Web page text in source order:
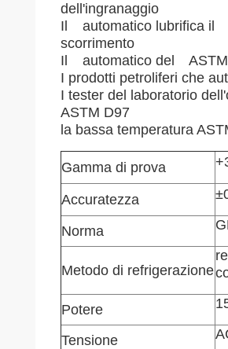
dell'ingranaggio
Il automatico lubrifica il
scorrimento
Il automatico del
I prodotti petroliferi
I tester del laboratorio
ASTM D97
la bassa temperatura
Gamma di prova
Accuratezza
Norma
Metodo di refrigerazione
Potere
Tensione